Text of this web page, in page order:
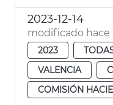
2023-12-14
modificado hace
2023
VALENCIA
COMISIÓN